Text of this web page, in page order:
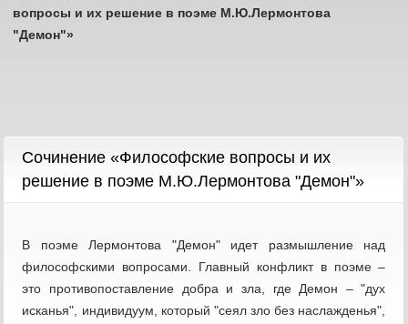
вопросы и их решение в поэме М.Ю.Лермонтова
"Демон"»
Cочинение «Философские вопросы и их
решение в поэме М.Ю.Лермонтова "Демон"»
В поэме Лермонтова "Демон" идет размышление над
философскими вопросами. Главный конфликт в поэме –
это противопоставление добра и зла, где Демон – "дух
исканья", индивидуум, который "сеял зло без наслажденья",